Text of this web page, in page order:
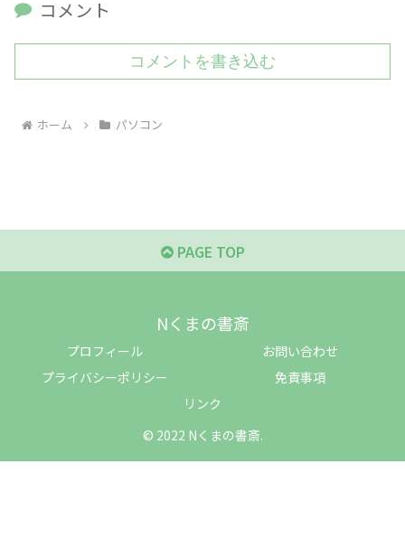
コメント
コメントを書き込む
ホーム パソコン
PAGE TOP
Nくまの書斎
プロフィール
お問い合わせ
プライバシーポリシー
免責事項
リンク
© 2022 Nくまの書斎.